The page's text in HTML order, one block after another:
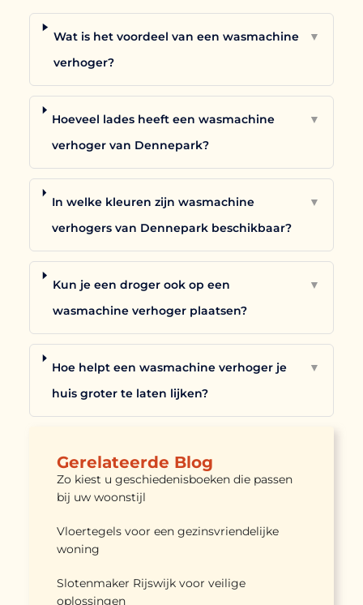
Wat is het voordeel van een wasmachine
verhoger?
▼
Hoeveel lades heeft een wasmachine
verhoger van Dennepark?
▼
In welke kleuren zijn wasmachine
verhogers van Dennepark beschikbaar?
▼
Kun je een droger ook op een
wasmachine verhoger plaatsen?
▼
Hoe helpt een wasmachine verhoger je
huis groter te laten lijken?
▼
Gerelateerde Blog
Zo kiest u geschiedenisboeken die passen
bij uw woonstijl
Vloertegels voor een gezinsvriendelijke
woning
Slotenmaker Rijswijk voor veilige
oplossingen